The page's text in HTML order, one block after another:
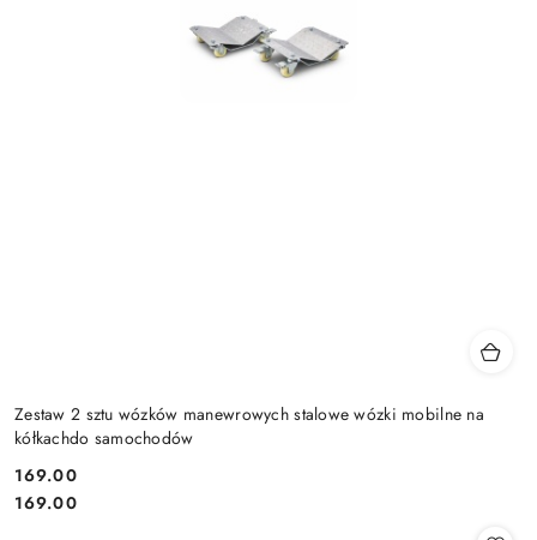
Zestaw 2 sztu wózków manewrowych stalowe wózki mobilne na
kółkachdo samochodów
Cena:
169.00
Cena:
169.00